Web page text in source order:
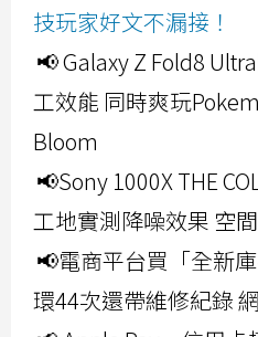
技玩家好文不漏接！
📢 Galaxy Z Fold8
工效能 同時爽玩
Bloom
📢Sony 1000X THE
工地實測降噪效果 空
📢電商平台買「全新
環44次還帶維修紀錄